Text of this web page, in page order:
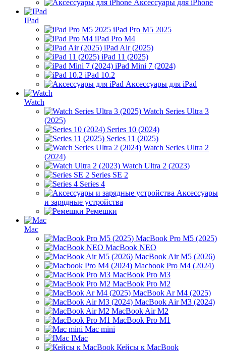
Аксессуары для iPhone
IPad
iPad Pro M5 2025
iPad Pro M4
iPad Air (2025)
iPad 11 (2025)
iPad Mini 7 (2024)
iPad 10.2
Аксессуары для iPad
Watch
Watch Series Ultra 3
(2025)
Series 10 (2024)
Series 11 (2025)
Watch Series Ultra 2
(2024)
Watch Ultra 2 (2023)
Series SE 2
Series 4
Аксессуары
и зарядные устройства
Ремешки
Mac
MacBook Pro M5 (2025)
MacBook NEO
MacBook Air M5 (2026)
Macbook Pro M4 (2024)
MacBook Pro M3
MacBook Pro M2
MacBook Ar M4 (2025)
MacBook Air M3 (2024)
MacBook Air M2
MacBook Pro M1
Mac mini
IMac
Кейсы к MacBook